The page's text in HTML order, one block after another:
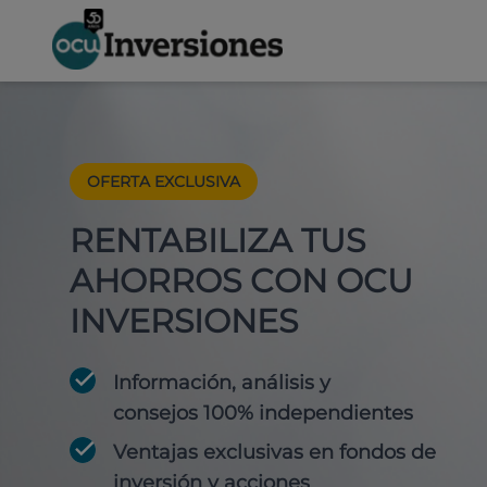
OFERTA EXCLUSIVA
RENTABILIZA TUS
AHORROS CON OCU
INVERSIONES
Información, análisis y
consejos 100% independientes
Ventajas exclusivas en fondos de